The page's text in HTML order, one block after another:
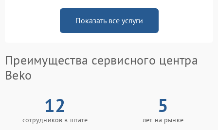
Показать все услуги
Преимущества сервисного центра
Beko
12
сотрудников в штате
5
лет на рынке